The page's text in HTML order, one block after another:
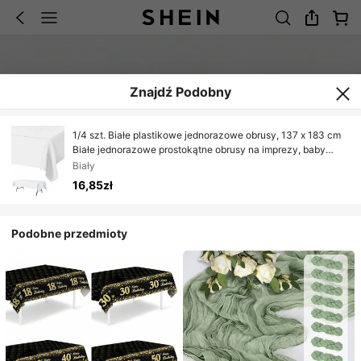
Znajdź Podobny
1/4 szt. Białe plastikowe jednorazowe obrusy, 137 x 183 cm
Białe jednorazowe prostokątne obrusy na imprezy, baby
shower, urodziny, wesele, ujawnienie płci dziecka, piknik,
dekoracje do kuchni i jadalni
Biały
16,85zł
Podobne przedmioty